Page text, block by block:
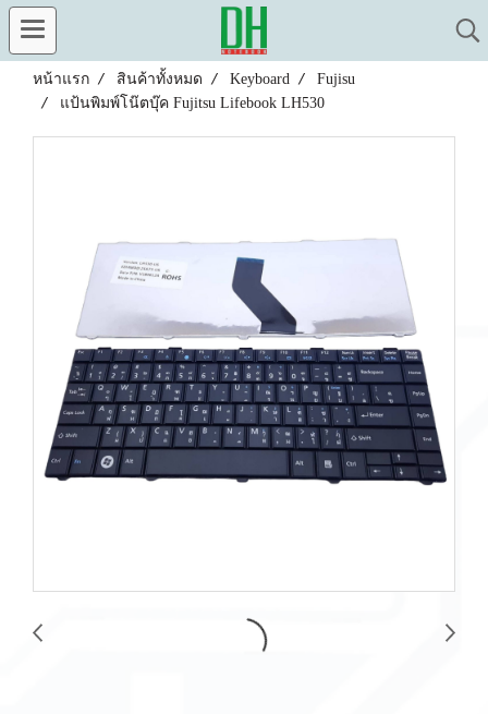
หน้าแรก สินค้าทั้งหมด Keyboard
Fujisu
แป้นพิมพ์โน๊ตบุ๊ค Fujitsu Lifebook LH530